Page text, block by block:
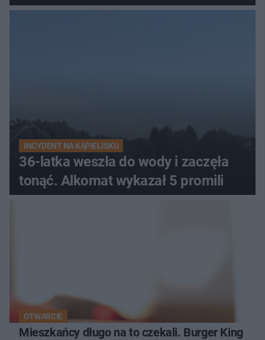
INCYDENT NA KĄPIELISKU
36-latka weszła do wody i zaczęła
tonąć. Alkomat wykazał 5 promili
OTWARCIE
Mieszkańcy długo na to czekali. Burger King